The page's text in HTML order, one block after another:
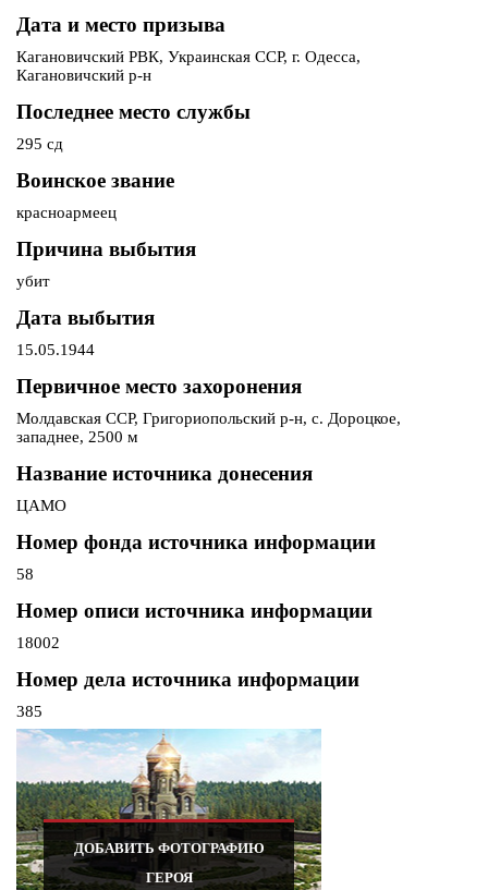
Дата и место призыва
Кагановичский РВК, Украинская ССР, г. Одесса,
Кагановичский р-н
Последнее место службы
295 сд
Воинское звание
красноармеец
Причина выбытия
убит
Дата выбытия
15.05.1944
Первичное место захоронения
Молдавская ССР, Григориопольский р-н, с. Дороцкое,
западнее, 2500 м
Название источника донесения
ЦАМО
Номер фонда источника информации
58
Номер описи источника информации
18002
Номер дела источника информации
385
ДОБАВИТЬ ФОТОГРАФИЮ
ГЕРОЯ